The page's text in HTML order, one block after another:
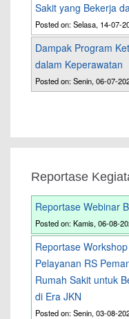
Sakit yang Bekerja
Posted on: Selasa, 14-07-
Dampak Program
dalam Keperawatan
Posted on: Senin, 06-07-
Reportase
Reportase Webinar
Posted on: Kamis, 06-08-
Reportase
Pelayanan RS
Rumah Sakit untuk
di Era JKN
Posted on: Senin, 03-08-